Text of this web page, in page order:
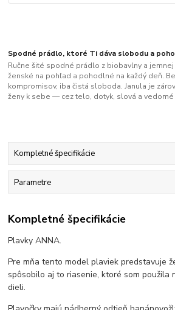
Spodné prádlo, ktoré Ti dáva slobodu a
Ručne šité spodné prádlo z biobavlny a jemnej
ženské na pohľad a pohodlné na každý deň.
kompromisov, iba čistá sloboda. Janula je
ženy k sebe — cez telo, dotyk, slová a vedomé
Kompletné špecifikácie
Parametre
Kompletné špecifikácie
Plavky ANNA.
Pre mňa tento model plaviek predstavuje
spôsobilo aj to riasenie, ktoré som použila
dieli.